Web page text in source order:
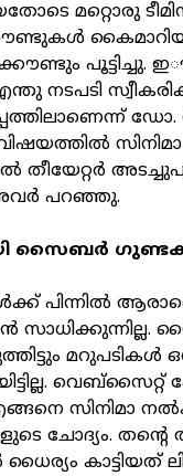
മറ്റൊരു
പൂട്ടിച്ചു.
നടപടി
ഡോ.
തീയേറ്റർ
പറഞ്ഞു.
സൈബർ
പിന്നിൽ
മറുപടികൾ
വെബ്‌സൈറ്റ്
എങ്ങനെ സിനിമാ
ചോദ്യം. തന്റെ
കാട്ടിയത്